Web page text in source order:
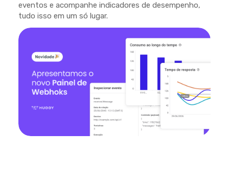
eventos e acompanhe indicadores de desempenho,
tudo isso em um só lugar.